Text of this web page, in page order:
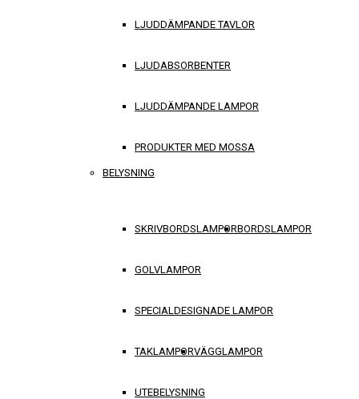
LJUDDÄMPANDE TAVLOR
LJUDABSORBENTER
LJUDDÄMPANDE LAMPOR
PRODUKTER MED MOSSA
BELYSNING
SKRIVBORDSLAMPORBORDSLAMPOR
GOLVLAMPOR
SPECIALDESIGNADE LAMPOR
TAKLAMPORVÄGGLAMPOR
UTEBELYSNING